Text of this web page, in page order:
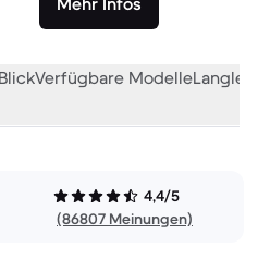
Verfügbare Modelle
4,4/5
(86807 Meinungen)